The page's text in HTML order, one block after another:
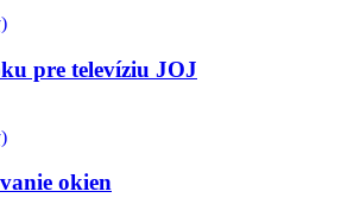
pre televíziu JOJ
okien